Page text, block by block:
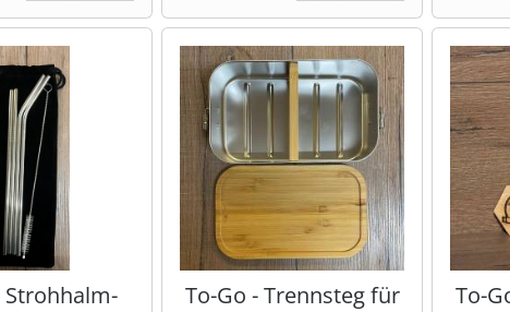
Strohhalm-
To-Go - Trennsteg für
To-